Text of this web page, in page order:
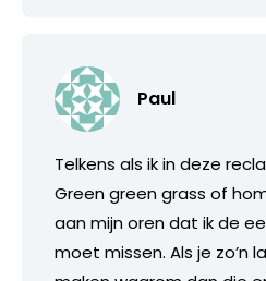
Paul
Telkens als ik in deze
Green green grass of
aan mijn oren dat ik de
moet missen. Als je zo’n